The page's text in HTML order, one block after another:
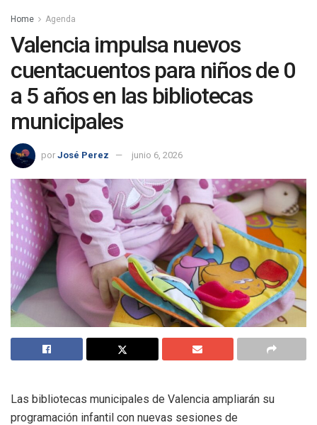
Home Agenda
Valencia impulsa nuevos
cuentacuentos para niños de 0
a 5 años en las bibliotecas
municipales
por José Perez junio 6, 2026
Las bibliotecas municipales de Valencia ampliarán su
programación infantil con nuevas sesiones de